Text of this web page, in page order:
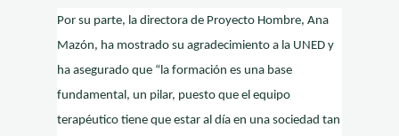
Por su parte, la directora de Proyecto Hombre, Ana
Mazón, ha mostrado su agradecimiento a la UNED y
ha asegurado que “la formación es una base
fundamental, un pilar, puesto que el equipo
terapéutico tiene que estar al día en una sociedad tan